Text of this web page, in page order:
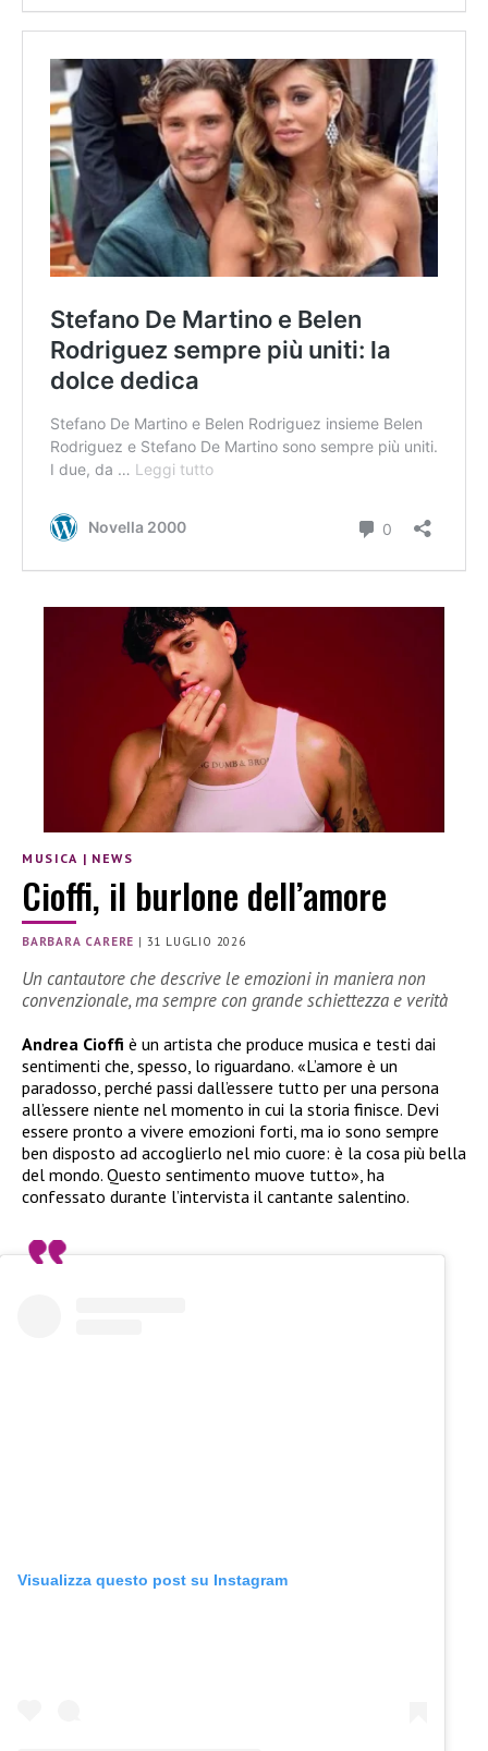
MUSICA | NEWS
Cioffi, il burlone dell’amore
BARBARA CARERE | 31 LUGLIO 2026
Un cantautore che descrive le emozioni in maniera non
convenzionale, ma sempre con grande schiettezza e verità
Andrea Cioffi è un artista che produce musica e testi dai
sentimenti che, spesso, lo riguardano. «L’amore è un
paradosso, perché passi dall’essere tutto per una persona
all’essere niente nel momento in cui la storia finisce. Devi
essere pronto a vivere emozioni forti, ma io sono sempre
ben disposto ad accoglierlo nel mio cuore: è la cosa più bella
del mondo. Questo sentimento muove tutto», ha
confessato durante l’intervista il cantante salentino.
Visualizza questo post su Instagram